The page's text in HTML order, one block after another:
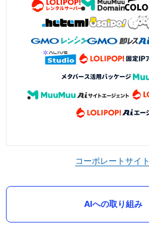
コーポレートサイト
AIへの取り組み